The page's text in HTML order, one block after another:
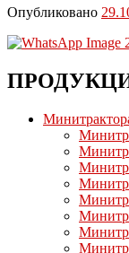
Опубликовано